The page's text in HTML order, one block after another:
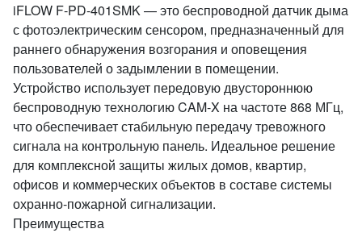
iFLOW F-PD-401SMK — это беспроводной датчик дыма
с фотоэлектрическим сенсором, предназначенный для
раннего обнаружения возгорания и оповещения
пользователей о задымлении в помещении.
Устройство использует передовую двустороннюю
беспроводную технологию CAM-X на частоте 868 МГц,
что обеспечивает стабильную передачу тревожного
сигнала на контрольную панель. Идеальное решение
для комплексной защиты жилых домов, квартир,
офисов и коммерческих объектов в составе системы
охранно-пожарной сигнализации.
Преимущества